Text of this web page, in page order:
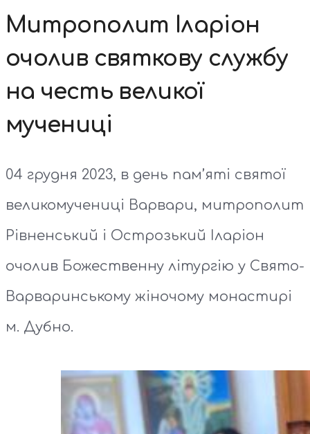
Митрополит Іларіон
очолив святкову службу
на честь великої
мучениці
04 грудня 2023, в день пам’яті святої
великомучениці Варвари, митрополит
Рівненський і Острозький Іларіон
очолив Божественну літургію у Свято-
Варваринському жіночому монастирі
м. Дубно.